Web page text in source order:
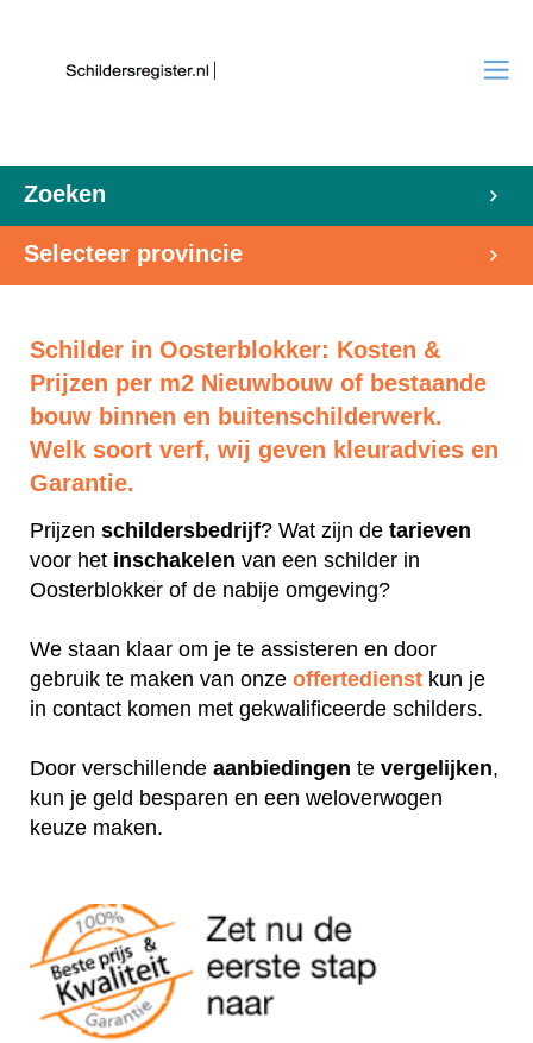
Zoeken
Selecteer provincie
Schilder in Oosterblokker: Kosten &
Prijzen per m2 Nieuwbouw of bestaande
bouw binnen en buitenschilderwerk.
Welk soort verf, wij geven kleuradvies en
Garantie.
Prijzen schildersbedrijf? Wat zijn de tarieven
voor het inschakelen van een schilder in
Oosterblokker of de nabije omgeving?
We staan klaar om je te assisteren en door
gebruik te maken van onze offertedienst kun je
in contact komen met gekwalificeerde schilders.
Door verschillende aanbiedingen te vergelijken,
kun je geld besparen en een weloverwogen
keuze maken.